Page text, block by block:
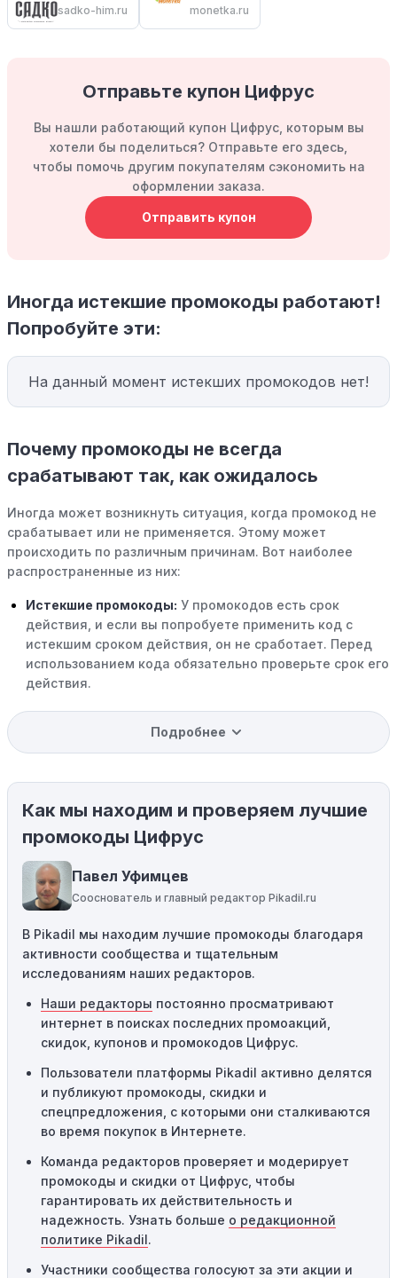
sadko-him.ru monetka.ru
Отправьте купон Цифрус
Вы нашли работающий купон Цифрус, которым вы
хотели бы поделиться? Отправьте его здесь,
чтобы помочь другим покупателям сэкономить на
оформлении заказа.
Отправить купон
Иногда истекшие промокоды работают!
Попробуйте эти:
На данный момент истекших промокодов нет!
Почему промокоды не всегда
срабатывают так, как ожидалось
Иногда может возникнуть ситуация, когда промокод не
срабатывает или не применяется. Этому может
происходить по различным причинам. Вот наиболее
распространенные из них:
Истекшие промокоды: У промокодов есть срок
действия, и если вы попробуете применить код с
истекшим сроком действия, он не сработает. Перед
использованием кода обязательно проверьте срок его
действия.
Уже со скидкой:В некоторых случаях интересующий
вас товар может быть уже со скидкой. Некоторые
магазины предлагают скидки и акции напрямую, без
Ограничения на использование промокода:
Некоторые промокоды распространяются только на
определенные товары, бренды или категории. Если вы
пытаетесь применить код к товару, не
соответствующему критериям, он не сработает.
промокоды требуют соблюдения минимального
порога покупки, чтобы получить право на скидку. Если
сумма в корзине не соответствует указанному порогу,
код не сработает.
Географические ограничения:Действие некоторых
промокодов может быть ограничено определенными
местами или регионами. Если вы находитесь за
пределами указанного региона, то код не будет
применяться.
предназначены только для однократного
использования. Если код уже был использован кем-то
другим, он не будет действовать повторно.
Технические сбои:
Подробнее
Как мы находим и проверяем лучшие
промокоды Цифрус
Павел Уфимцев
Сооснователь и главный редактор Pikadil.ru
В Pikadil мы находим лучшие промокоды благодаря
активности сообщества и тщательным
исследованиям наших редакторов.
Наши редакторы постоянно просматривают
интернет в поисках последних промоакций,
скидок, купонов и промокодов Цифрус.
Пользователи платформы Pikadil активно делятся
и публикуют промокоды, скидки и
спецпредложения, с которыми они сталкиваются
во время покупок в Интернете.
Команда редакторов проверяет и модерирует
промокоды и скидки от Цифрус, чтобы
гарантировать их действительность и
надежность. Узнать больше о редакционной
политике Pikadil.
Участники сообщества голосуют за эти акции и